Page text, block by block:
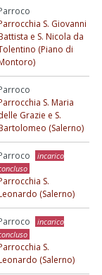
S. Giovanni
e S. Nicola da
(Piano di
S. Maria
Grazie e S.
(Salerno)
incarico
S.
(Salerno)
incarico
S.
(Salerno)